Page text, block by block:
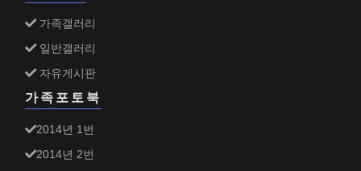
가족갤러리
일반갤러리
자유게시판
가족포토북
2014년 1번
2014년 2번